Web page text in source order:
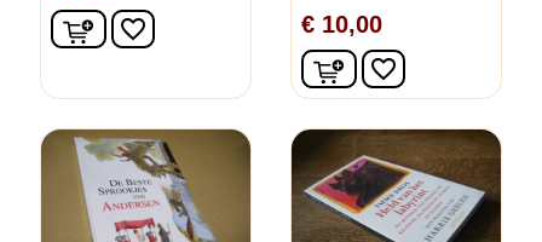
In winkelwagen
favorite_border € 10,00
In winkelwagen
favorite_border